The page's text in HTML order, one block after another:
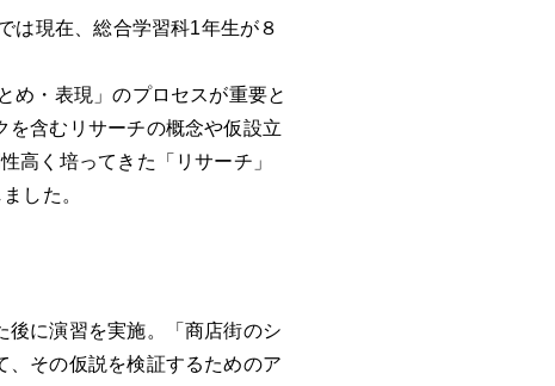
は現在、総合学習科1年生が８
・表現」のプロセスが重要と
を含むリサーチの概念や仮設立
高く培ってきた「リサーチ」
した。
後に演習を実施。「商店街のシ
、その仮説を検証するためのア